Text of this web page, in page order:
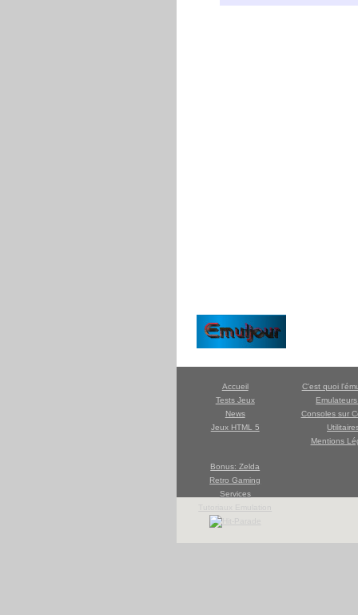
Accueil
Tests Jeux
News
Jeux HTML 5
C'est quoi
Consoles sur
Mentions
Bonus: Zelda
Retro Gaming
Services